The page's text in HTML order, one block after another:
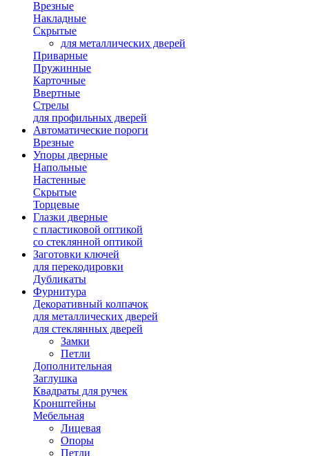
Врезные
Накладные
Скрытые
для металлических дверей
Приварные
Пружинные
Карточные
Ввертные
Стрелы
для профильных дверей
Автоматические пороги
Врезные
Упоры дверные
Напольные
Настенные
Скрытые
Торцевые
Глазки дверные
с пластиковой оптикой
со стеклянной оптикой
Заготовки ключей
для перекодировки
Дубликаты
Фурнитура
Декоративный колпачок
для металлических дверей
для стеклянных дверей
Замки
Петли
Дополнительная
Заглушка
Квадраты для ручек
Кронштейны
Мебельная
Лицевая
Опоры
Петли